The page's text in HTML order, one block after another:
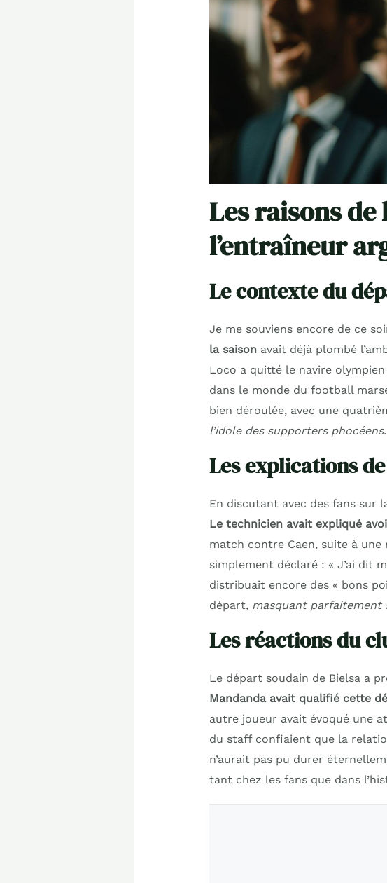
Les raisons
l’entraîneur
Le contexte du
Je me souviens encore de ce
la saisonavait déjà plombé
Loco a quitté le navire
dans le monde du football
bien déroulée, avec une
l’idole des supporters phocéens.
Les explications
En discutant avec des fans sur
Le technicien avait expliqué
match contre Caen, suite à
simplement déclaré : « J’ai dit
distribuait encore des « bons
départ, masquant parfaitement
Les réactions du
Le départ soudain de Bielsa a
Mandanda avait qualifié cette
autre joueur avait évoqué une
du staff confiaient que la
n’aurait pas pu durer
tant chez les fans que dans